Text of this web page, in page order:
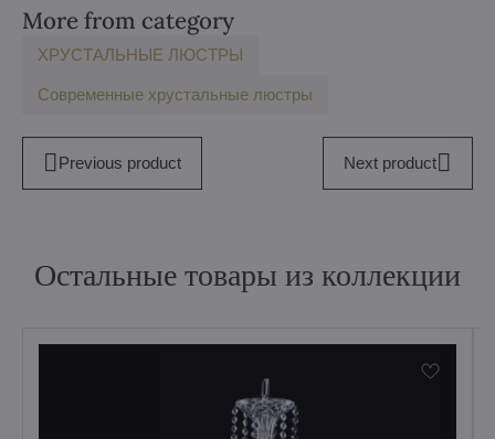
More from category
ХРУСТАЛЬНЫЕ ЛЮСТРЫ
Современные хрустальные люстры
Previous product Next product
Остальные товары из коллекции